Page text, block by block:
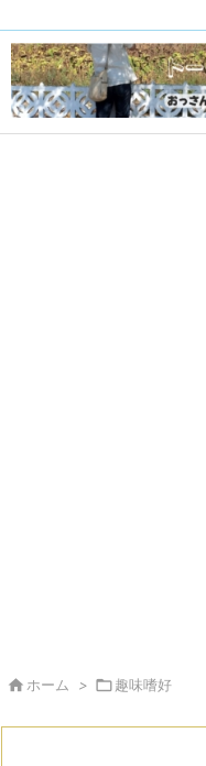
 ホーム > 趣味嗜好